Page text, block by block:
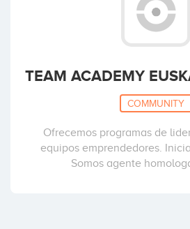
TEAM ACADEMY
COMMUNITY
Ofrecemos programas de
equipos emprendedores.
Somos agente